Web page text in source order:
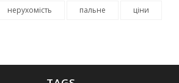
нерухомість пальне ціни